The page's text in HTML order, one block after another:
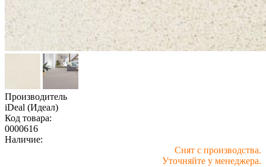
Производитель
iDeal (Идеал)
Код товара:
0000616
Наличие:
Снят с производства.
Уточняйте у менеджера.